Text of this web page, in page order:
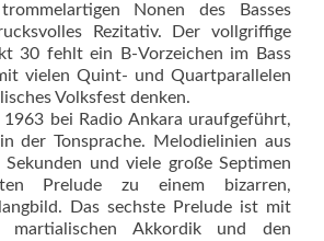
Nonen des Basses
Rezitativ. Der vollgriffige
30 fehlt ein B-Vorzeichen im Bass
vielen Quint- und Quartparallelen
Volksfest denken.
1963 bei Radio Ankara uraufgeführt,
der Tonsprache. Melodielinien aus
und viele große Septimen
Prelude zu einem bizarren,
Das sechste Prelude ist mit
martialischen Akkordik und den